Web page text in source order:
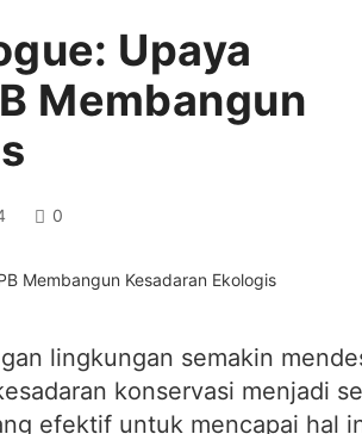
Upaya
Membangun
0
lingkungan semakin
konservasi menjadi
efektif untuk mencapai hal